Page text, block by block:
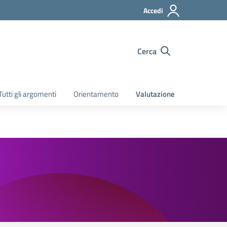
Accedi
Cerca
gli argomenti Orientamento Valutazione